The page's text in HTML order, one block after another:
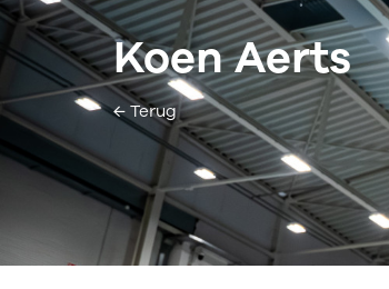
Koen Aerts
← Terug